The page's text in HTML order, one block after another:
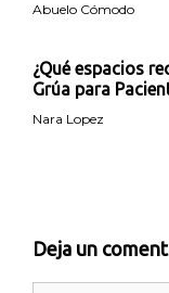
Abuelo Cómodo
¿Qué espacios
Grúa para
Nara Lopez
Deja un